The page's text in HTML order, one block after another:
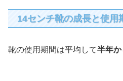
14センチ靴の成長と使用
靴の使用期間は平均して半年